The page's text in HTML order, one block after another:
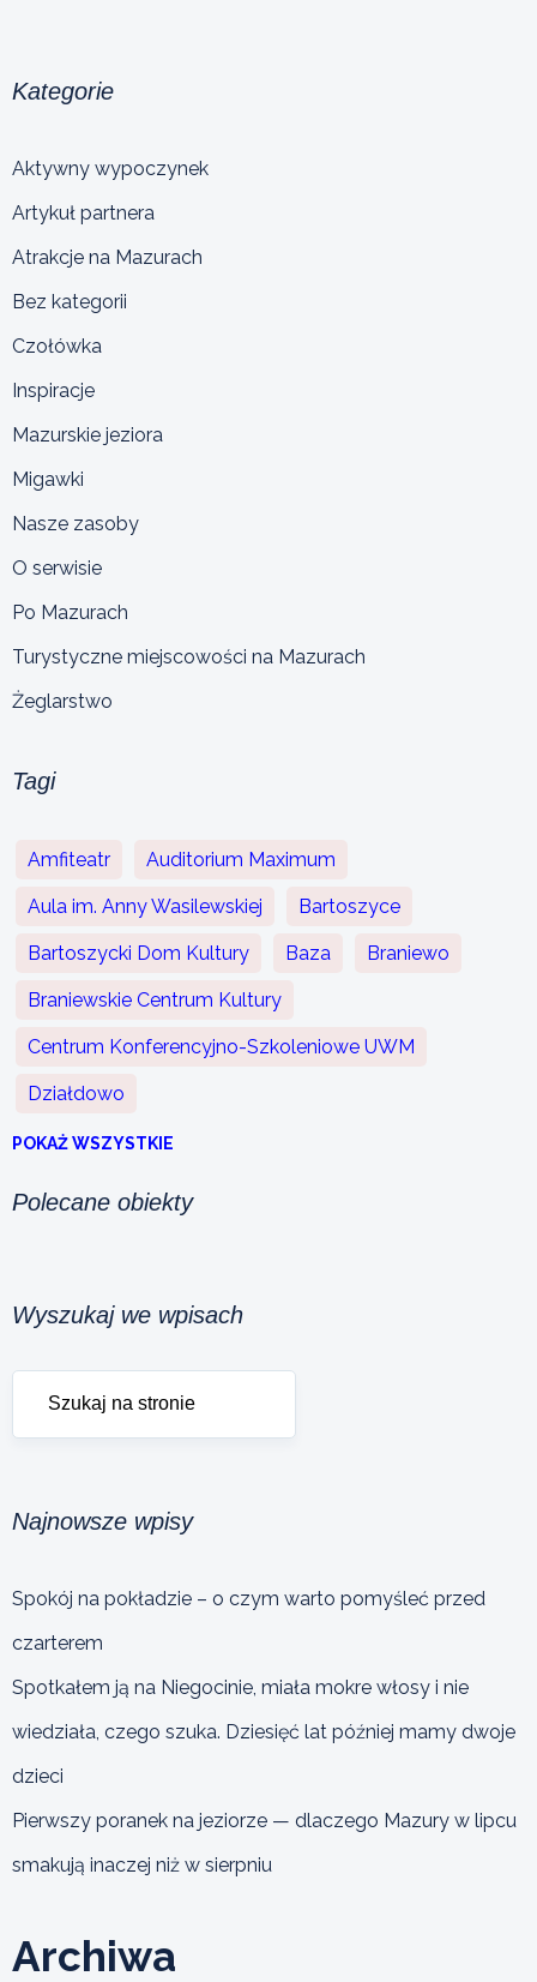
Kategorie
Aktywny wypoczynek
Artykuł partnera
Atrakcje na Mazurach
Bez kategorii
Czołówka
Inspiracje
Mazurskie jeziora
Migawki
Nasze zasoby
O serwisie
Po Mazurach
Turystyczne miejscowości na Mazurach
Żeglarstwo
Tagi
Amfiteatr Auditorium Maximum
Aula im. Anny Wasilewskiej Bartoszyce
Bartoszycki Dom Kultury Baza Braniewo
Braniewskie Centrum Kultury
Centrum Konferencyjno-Szkoleniowe UWM
Działdowo
POKAŻ WSZYSTKIE
Polecane obiekty
Wyszukaj we wpisach
Najnowsze wpisy
Spokój na pokładzie – o czym warto pomyśleć przed
czarterem
Spotkałem ją na Niegocinie, miała mokre włosy i nie
wiedziała, czego szuka. Dziesięć lat później mamy dwoje
dzieci
Pierwszy poranek na jeziorze — dlaczego Mazury w lipcu
smakują inaczej niż w sierpniu
Archiwa